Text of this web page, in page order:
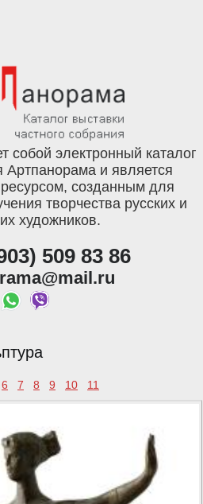
собой электронный каталог
Артпанорама и является
созданным для
творчества русских и
художников.
509 83 86
6 7 8 9 10 11